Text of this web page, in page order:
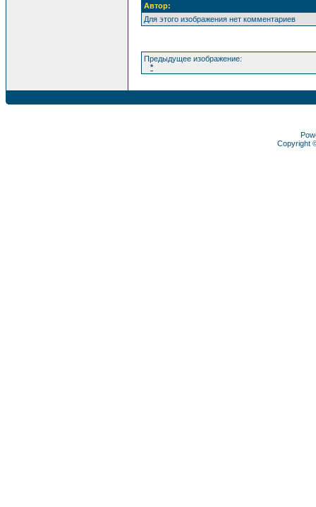
Автор:
Для этого изображения нет комментариев
Предыдущее изображение:
*
Copyright